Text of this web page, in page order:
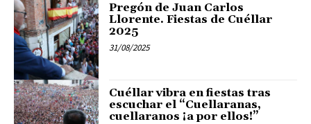
Pregón de Juan Carlos
Llorente. Fiestas de Cuéllar
2025
31/08/2025
Cuéllar vibra en fiestas tras
escuchar el “Cuellaranas,
cuellaranos ¡a por ellos!”